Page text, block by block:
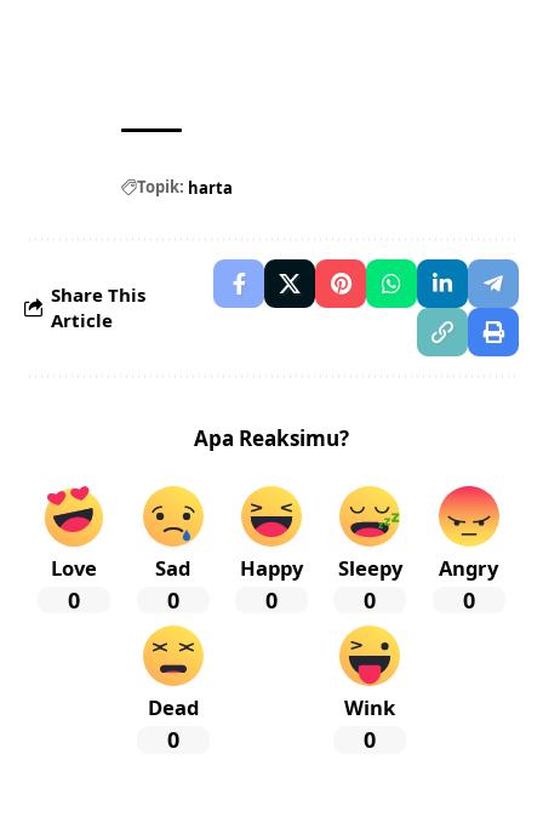
Topik: harta
Share This
Article
Apa Reaksimu?
Love
0
Sad
0
Happy
0
Sleepy
0
Angry
0
Dead
0
Wink
0